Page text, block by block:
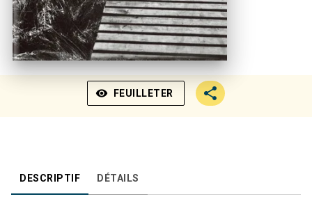
visibility FEUILLETER
DESCRIPTIF DÉTAILS